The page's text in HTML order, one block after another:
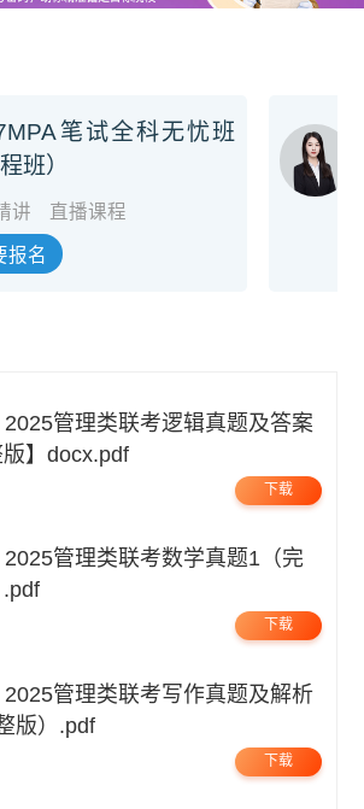
笔试全科无忧班
班）
讲 直播课程
报名
版】docx.pdf
下载
下载
版）.pdf
下载